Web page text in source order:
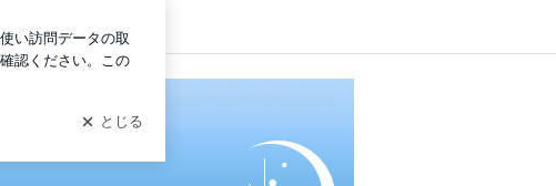
ログイン